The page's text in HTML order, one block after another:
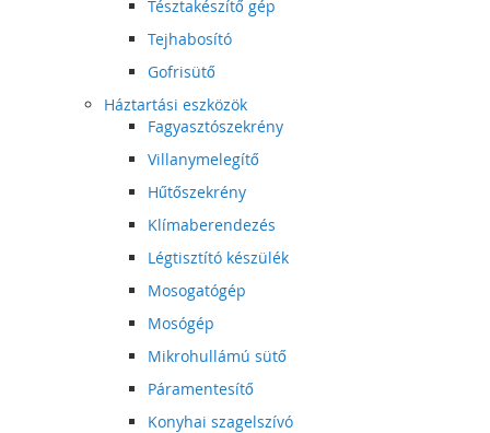
Tésztakészítő gép
Tejhabosító
Gofrisütő
Háztartási eszközök
Fagyasztószekrény
Villanymelegítő
Hűtőszekrény
Klímaberendezés
Légtisztító készülék
Mosogatógép
Mosógép
Mikrohullámú sütő
Páramentesítő
Konyhai szagelszívó